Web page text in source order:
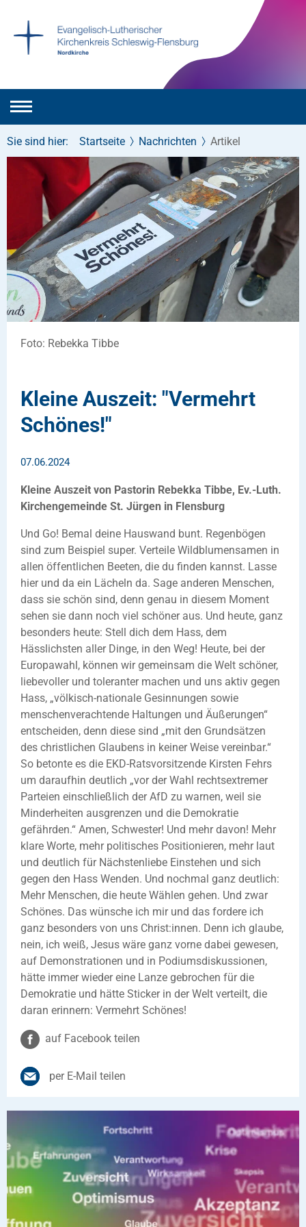
Sie sind hier: Startseite Nachrichten Artikel
Foto: Rebekka Tibbe
Kleine Auszeit: "Vermehrt
Schönes!"
07.06.2024
Kleine Auszeit von Pastorin Rebekka Tibbe, Ev.-Luth.
Kirchengemeinde St. Jürgen in Flensburg
Und Go! Bemal deine Hauswand bunt. Regenbögen
sind zum Beispiel super. Verteile Wildblumensamen in
allen öffentlichen Beeten, die du finden kannst. Lasse
hier und da ein Lächeln da. Sage anderen Menschen,
dass sie schön sind, denn genau in diesem Moment
sehen sie dann noch viel schöner aus. Und heute, ganz
besonders heute: Stell dich dem Hass, dem
Hässlichsten aller Dinge, in den Weg! Heute, bei der
Europawahl, können wir gemeinsam die Welt schöner,
liebevoller und toleranter machen und uns aktiv gegen
Hass, „völkisch-nationale Gesinnungen sowie
menschenverachtende Haltungen und Äußerungen“
entscheiden, denn diese sind „mit den Grundsätzen
des christlichen Glaubens in keiner Weise vereinbar.“
So betonte es die EKD-Ratsvorsitzende Kirsten Fehrs
um daraufhin deutlich „vor der Wahl rechtsextremer
Parteien einschließlich der AfD zu warnen, weil sie
Minderheiten ausgrenzen und die Demokratie
gefährden.“ Amen, Schwester! Und mehr davon! Mehr
klare Worte, mehr politisches Positionieren, mehr laut
und deutlich für Nächstenliebe Einstehen und sich
gegen den Hass Wenden. Und nochmal ganz deutlich:
Mehr Menschen, die heute Wählen gehen. Und zwar
Schönes. Das wünsche ich mir und das fordere ich
ganz besonders von uns Christ:innen. Denn ich glaube,
nein, ich weiß, Jesus wäre ganz vorne dabei gewesen,
auf Demonstrationen und in Podiumsdiskussionen,
hätte immer wieder eine Lanze gebrochen für die
Demokratie und hätte Sticker in der Welt verteilt, die
daran erinnern: Vermehrt Schönes!
auf Facebook teilen
per E-Mail teilen